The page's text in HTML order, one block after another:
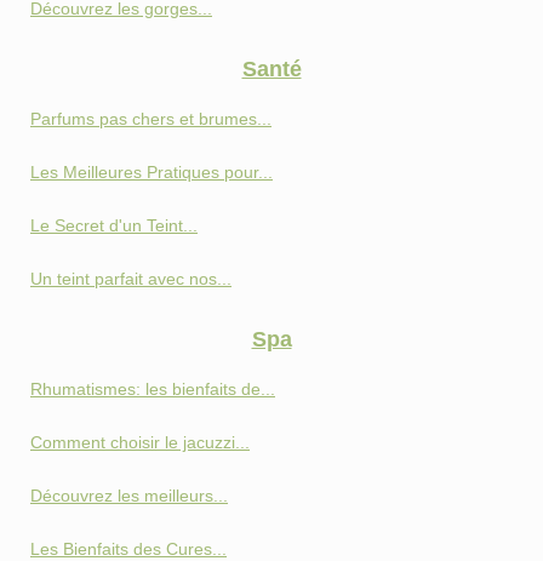
Découvrez les gorges...
Santé
Parfums pas chers et brumes...
Les Meilleures Pratiques pour...
Le Secret d'un Teint...
Un teint parfait avec nos...
Spa
Rhumatismes: les bienfaits de...
Comment choisir le jacuzzi...
Découvrez les meilleurs...
Les Bienfaits des Cures...